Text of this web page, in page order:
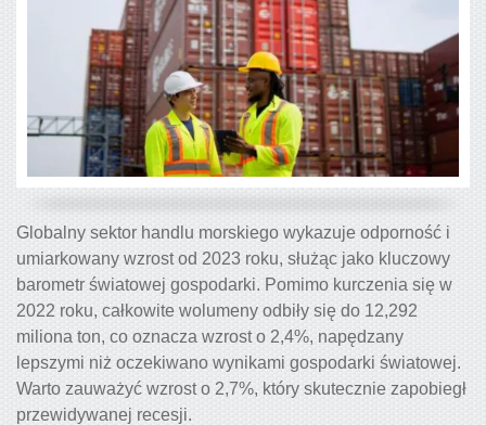
Globalny sektor handlu morskiego wykazuje odporność i
umiarkowany wzrost od 2023 roku, służąc jako kluczowy
barometr światowej gospodarki. Pomimo kurczenia się w
2022 roku, całkowite wolumeny odbiły się do 12,292
miliona ton, co oznacza wzrost o 2,4%, napędzany
lepszymi niż oczekiwano wynikami gospodarki światowej.
Warto zauważyć wzrost o 2,7%, który skutecznie zapobiegł
przewidywanej recesji.